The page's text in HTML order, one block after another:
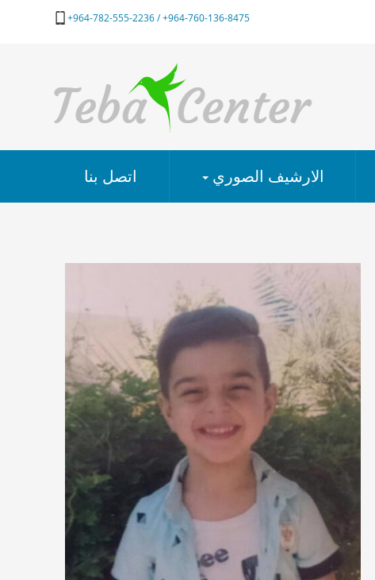
964-760-136-8475+ / 964-782-555-2236+
اتصل بنا الارشيف الصوري